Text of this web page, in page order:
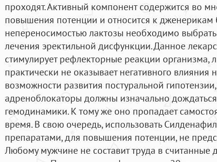
проходят. Активный компонент содержится во
повышения потенции и относится к дженерикам
непереносимостью лактозы необходимо
лечения эректильной дисфункции. Данное
стимулирует рефлекторные реакции организма,
практически не оказывает негативного влияния
возможности развития постуральной
адреноблокаторы должны изначально
гемодинамики. К тому же оно пропадает
время. В свою очередь, использовать
препаратами, для повышения потенции, не
Любому мужчине не составит труда в считанные